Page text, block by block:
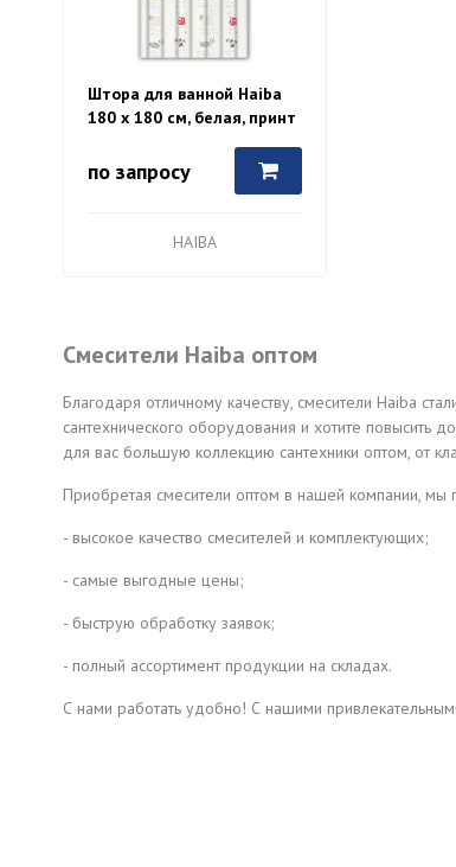
Штора для ванной Haiba
180 х 180 см, белая, принт
по запросу
HAIBA
Смесители Haiba оптом
Благодаря отличному качеству, смесители Haiba
сантехнического оборудования и хотите повысить
для вас большую коллекцию сантехники оптом, от
Приобретая смесители оптом в нашей компании, мы
- высокое качество смесителей и комплектующих;
- самые выгодные цены;
- быструю обработку заявок;
- полный ассортимент продукции на складах.
С нами работать удобно! С нашими